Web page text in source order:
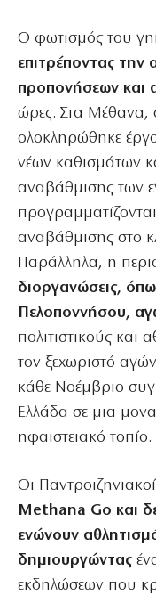
Ο φωτισμός του
επιτρέποντας
προπονήσεων και
ώρες. Στα Μέθανα,
ολοκληρώθηκε
νέων καθισμάτων
αναβάθμισης των
αναβάθμισης στο
Παράλληλα, η
διοργανώσεις,
Πελοποννήσου,
πολιτιστικούς και
τον ξεχωριστό
κάθε Νοέμβριο
Ελλάδα σε μια
ηφαιστειακό τοπίο.
Οι
Methana Go και
ενώνουν
δημιουργώντας
εκδηλώσεων που